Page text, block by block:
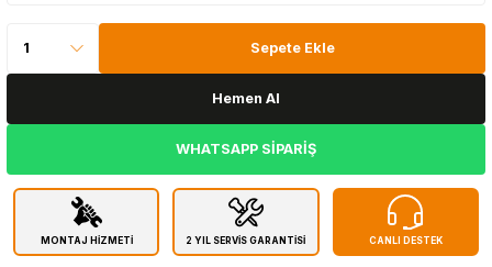
Sepete Ekle
Hemen Al
WHATSAPP SİPARİŞ
MONTAJ HİZMETİ 2 YIL SERVİS GARANTİSİ CANLI DESTEK